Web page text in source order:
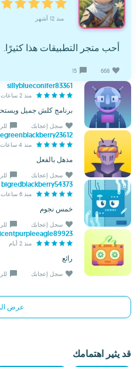
منذ 12 أشهر
أحب متجر التطبيقات هذا كثيرًا.
668
15
sillyblueconifer83361
منذ 2 ساعات
برنامج كلش جميل
سجل إعجابك
منذ 4 ساعات
مذهل بالفعل
سجل إعجابك
bigredblackberry54373
منذ 6 ساعات
خمس نجوم
سجل إعجابك
منذ 2 أيام
رائع
سجل إعجابك
عرض
قد يثير اهتمامك